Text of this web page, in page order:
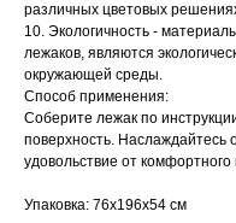
различных цветовых
10. Экологичность -
лежаков, являются
окружающей среды.
Способ применения:
Соберите лежак по
поверхность. Наслаждайтесь
удовольствие от комфортного
Упаковка: 76х196х54 см